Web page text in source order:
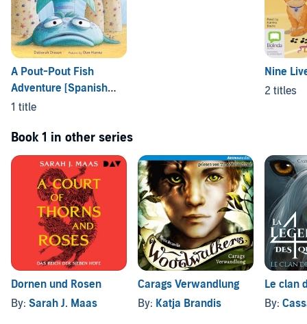
A Pout-Pout Fish
Adventure [Spanish
Edition]
1 title
Nine
2 titles
Book 1 in other series
Dornen und Rosen
By: Sarah J. Maas
Carags Verwandlung
By: Katja Brandis
Le clan
By: